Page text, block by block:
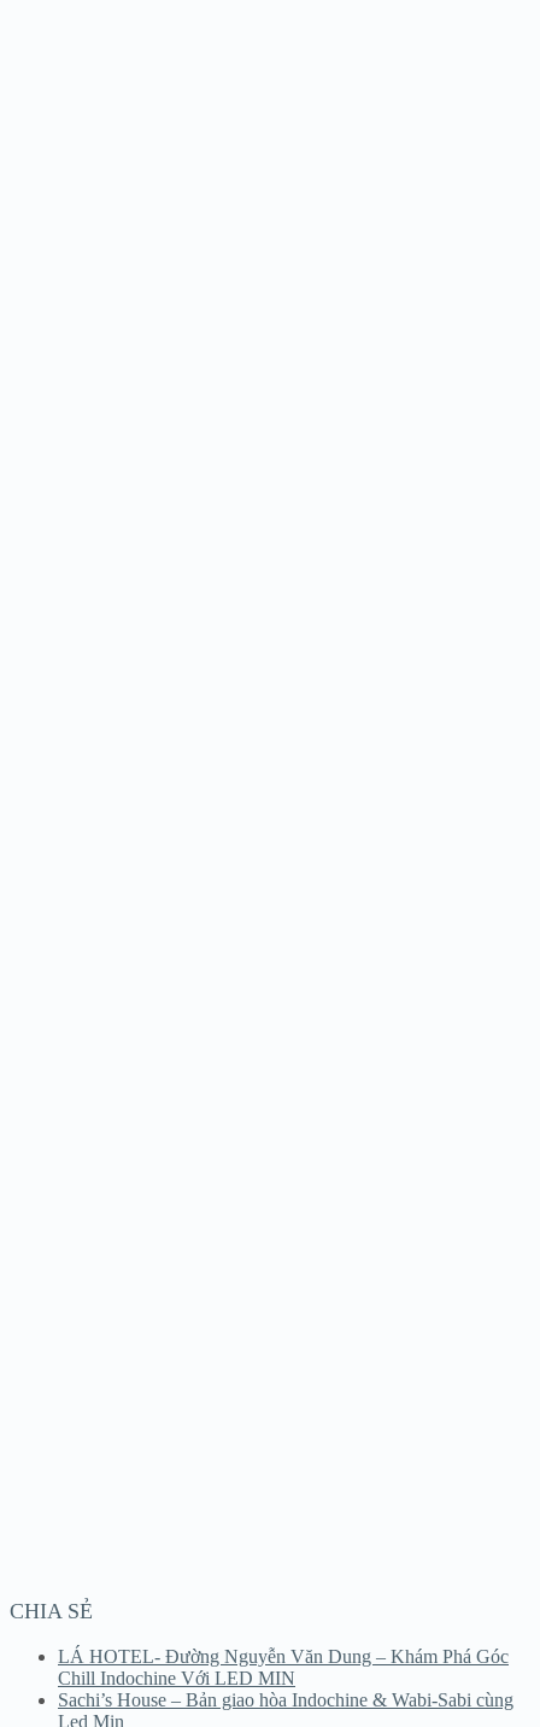
CHIA SẺ
LÁ HOTEL- Đường Nguyễn Văn Dung – Khám Phá Góc
Chill Indochine Với LED MIN
Sachi’s House – Bản giao hòa Indochine & Wabi-Sabi cùng
Led Min